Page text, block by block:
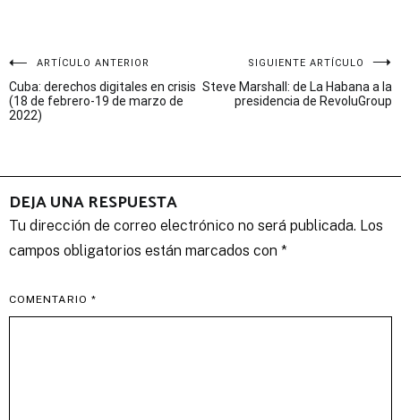
Navegación
de
entradas
ARTÍCULO ANTERIOR
Cuba: derechos digitales en crisis
(18 de febrero-19 de marzo de
2022)
SIGUIENTE ARTÍCULO
Steve Marshall: de La Habana a la
presidencia de RevoluGroup
DEJA UNA RESPUESTA
Tu dirección de correo electrónico no será publicada. Los
campos obligatorios están marcados con *
COMENTARIO *